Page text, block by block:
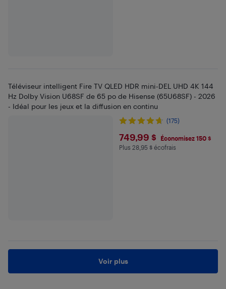
Téléviseur intelligent Fire TV QLED HDR mini-DEL UHD 4K 144
Hz Dolby Vision U68SF de 65 po de Hisense (65U68SF) - 2026
- Idéal pour les jeux et la diffusion en continu
(175)
$749.99
749,99 $ Économisez 150 $
Plus 28.95 $ en écofrais
Plus 28,95 $ écofrais
Voir plus